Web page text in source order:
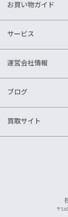
お買い物ガイド
サービス
運営会社情報
ブログ
買取サイト
〒